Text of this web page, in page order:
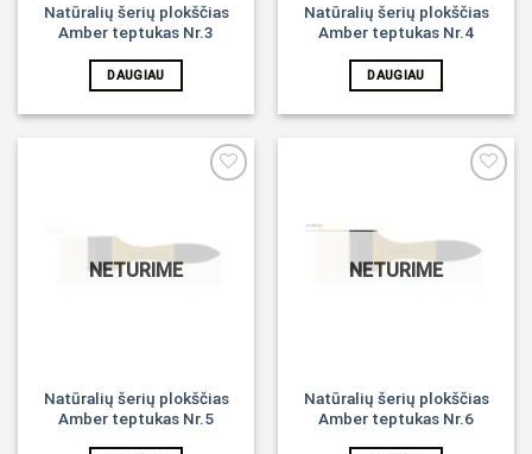
Natūralių šerių plokščias
Amber teptukas Nr.3
DAUGIAU
Natūralių šerių plokščias
Amber teptukas Nr.4
DAUGIAU
NETURIME
Natūralių šerių plokščias
Amber teptukas Nr.5
Noriu!
NETURIME
Natūralių šerių plokščias
Amber teptukas Nr.6